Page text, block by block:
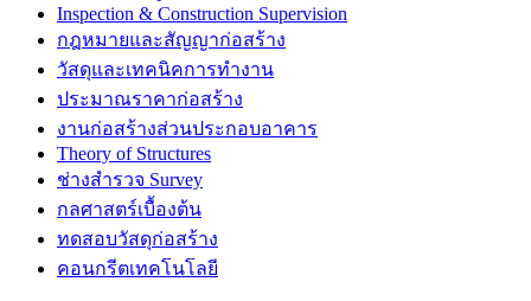
Inspection & Construction Supervision
กฎหมายและสัญญาก่อสร้าง
วัสดุและเทคนิคการทำงาน
ประมาณราคาก่อสร้าง
งานก่อสร้างส่วนประกอบอาคาร
Theory of Structures
ช่างสำรวจ Survey
กลศาสตร์เบื้องต้น
ทดสอบวัสดุก่อสร้าง
คอนกรีตเทคโนโลยี